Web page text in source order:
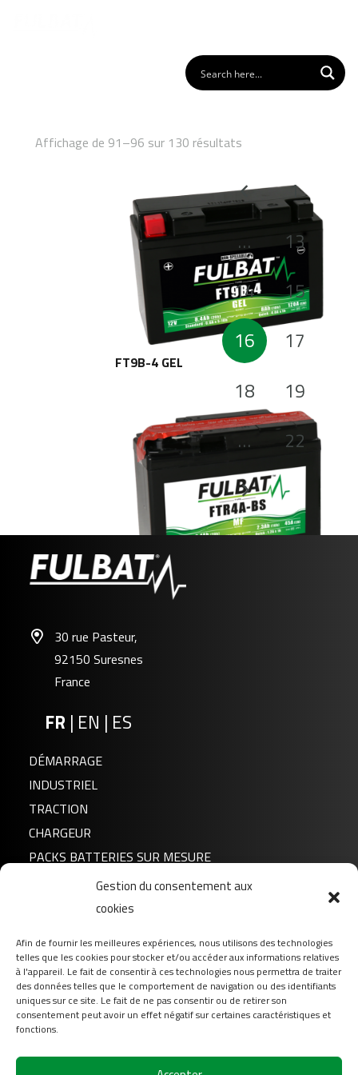
Gestion du consentement aux
cookies
Afin de fournir les meilleures expériences, nous utilisons des technologies
telles que les cookies pour stocker et/ou accéder aux informations relatives
à l'appareil. Le fait de consentir à ces technologies nous permettra de traiter
des données telles que le comportement de navigation ou des identifiants
uniques sur ce site. Le fait de ne pas consentir ou de retirer son
consentement peut avoir un effet négatif sur certaines caractéristiques et
fonctions.
Affichage de 91–96 sur 130 résultats
FT9B-4 GEL
FTR4A-BS
publications
1
…
13
14
15
16
17
18
19
…
22
30 rue Pasteur,
92150 Suresnes
France
FR | EN | ES
DÉMARRAGE
INDUSTRIEL
TRACTION
CHARGEUR
PACKS BATTERIES SUR MESURE
FAQ
Téléchargement
Login
Contact
Suivez-nous sur